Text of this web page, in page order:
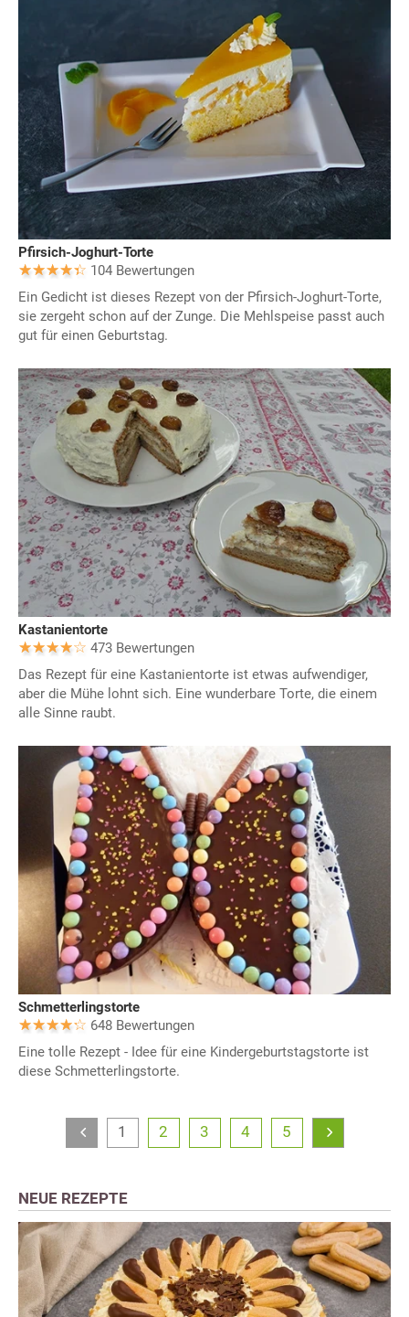
Pfirsich-Joghurt-Torte
104 Bewertungen
Ein Gedicht ist dieses Rezept von der Pfirsich-Joghurt-Torte,
sie zergeht schon auf der Zunge. Die Mehlspeise passt auch
gut für einen Geburtstag.
Kastanientorte
473 Bewertungen
Das Rezept für eine Kastanientorte ist etwas aufwendiger,
aber die Mühe lohnt sich. Eine wunderbare Torte, die einem
alle Sinne raubt.
Schmetterlingstorte
648 Bewertungen
Eine tolle Rezept - Idee für eine Kindergeburtstagstorte ist
diese Schmetterlingstorte.
1 2 3 4 5
NEUE REZEPTE